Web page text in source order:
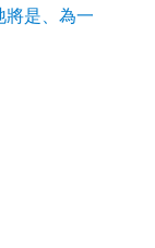
是、為一